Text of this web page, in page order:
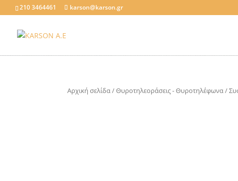
210 3464461 karson@karson.gr
Αρχική σελίδα/Θυροτηλεοράσεις - Θυροτηλέφωνα/